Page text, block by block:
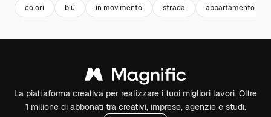
colori blu in movimento strada appartamento
La piattaforma creativa per realizzare i tuoi migliori lavori. Oltre
1 milione di abbonati tra creativi, imprese, agenzie e studi.